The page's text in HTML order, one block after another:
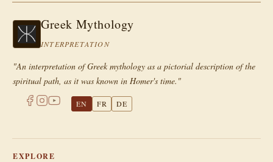
Greek Mythology
INTERPRETATION
"An interpretation of Greek mythology as a pictorial description of the
spiritual path, as it was known in Homer's time."
EN FR DE
EXPLORE